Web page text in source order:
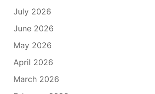
July 2026
June 2026
May 2026
April 2026
March 2026